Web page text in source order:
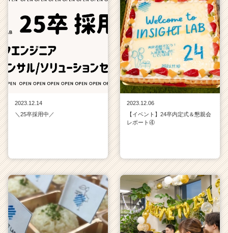
2023.12.14
＼25卒採用中／
2023.12.06
【イベント】24卒内定式＆懇親会
レポート④